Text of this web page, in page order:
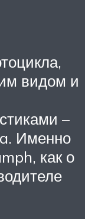
видом и
–
Именно
как о